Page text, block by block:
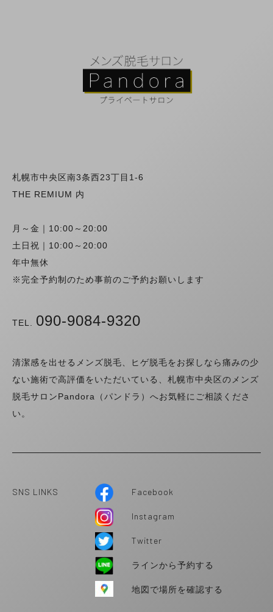
札幌市中央区南3条西23丁目1-6
THE REMIUM 内
月～金｜10:00～20:00
土日祝｜10:00～20:00
年中無休
※完全予約制のため事前のご予約お願いします
TEL. 090-9084-9320
清潔感を出せるメンズ脱毛、ヒゲ脱毛をお探しなら痛みの少
ない施術で高評価をいただいている、札幌市中央区のメンズ
脱毛サロンPandora（パンドラ）へお気軽にご相談くださ
い。
SNS LINKS Facebook
Instagram
Twitter
ラインから予約する
地図で場所を確認する